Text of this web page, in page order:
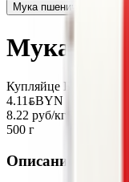
Мука пшеничная
Мука
Купляйце Беларускае
4.11BYNBYN
8.22 руб/кг
500 г
Описание